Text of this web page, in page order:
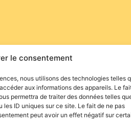
le consentement
nous utilisons des technologies telles
aux informations des appareils. Le
permettra de traiter des données telles
ID uniques sur ce site. Le fait de ne pas
peut avoir un effet négatif sur